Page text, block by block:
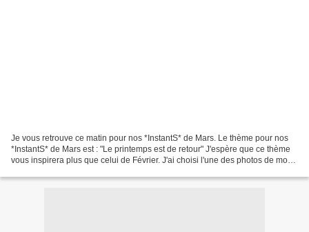
Je vous retrouve ce matin pour nos *InstantS* de Mars. Le thème pour nos
*InstantS* de Mars est : "Le printemps est de retour" J'espère que ce thème
vous inspirera plus que celui de Février. J'ai choisi l'une des photos de mon